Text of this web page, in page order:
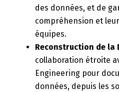
des données, et de
compréhension et
équipes.
Reconstruction de la
collaboration étroite
Engineering pour
données, depuis les